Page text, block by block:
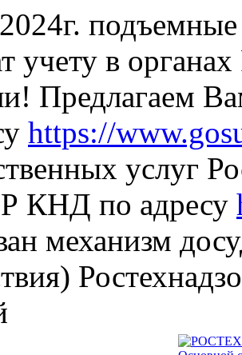
учету в органах
Предлагаем
https://
услуг
КНД по адресу
механизм